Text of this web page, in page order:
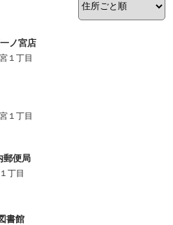
ノ宮店
１丁目
１丁目
郵便局
丁目
書館